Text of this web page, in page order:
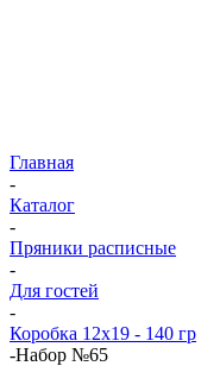
Главная
-
Каталог
-
Пряники расписные
-
Для гостей
-
Коробка 12x19 - 140 гр
-Набор №65